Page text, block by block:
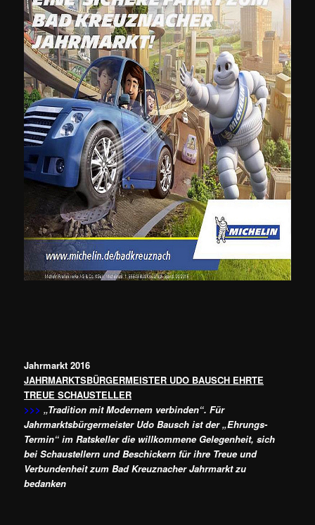
Jahrmarkt 2016
JAHRMARKTSBÜRGERMEISTER UDO BAUSCH EHRTE
TREUE SCHAUSTELLER
>>> „Tradition mit Modernem verbinden“. Für
Jahrmarktsbürgermeister Udo Bausch ist der „Ehrungs-
Termin“ im Ratskeller die willkommene Gelegenheit, sich
bei Schaustellern und Beschickern für ihre Treue und
Verbundenheit zum Bad Kreuznacher Jahrmarkt zu
bedanken